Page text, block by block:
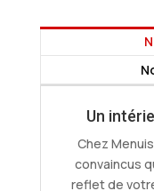
Un
Chez
convaincus
reflet de